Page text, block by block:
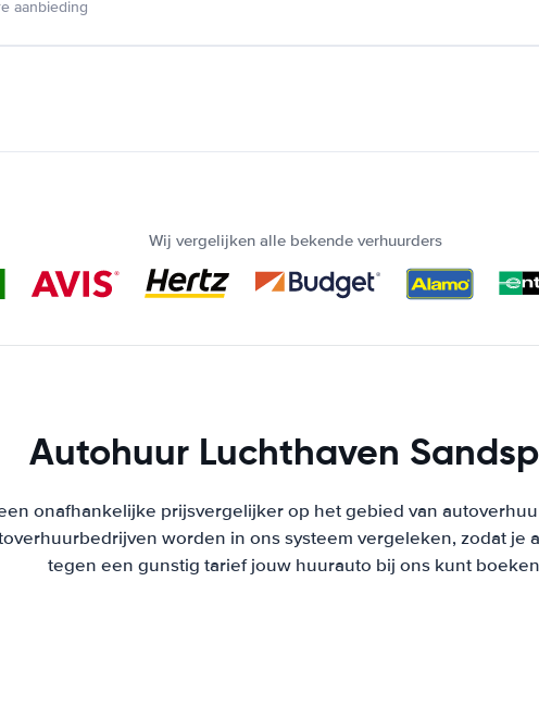
aanbieding
Wij vergelijken alle bekende verhuurders
Autohuur Luchthaven
onafhankelijke prijsvergelijker op het gebied van
worden in ons systeem vergeleken, zodat je
tegen een gunstig tarief jouw huurauto bij ons kunt